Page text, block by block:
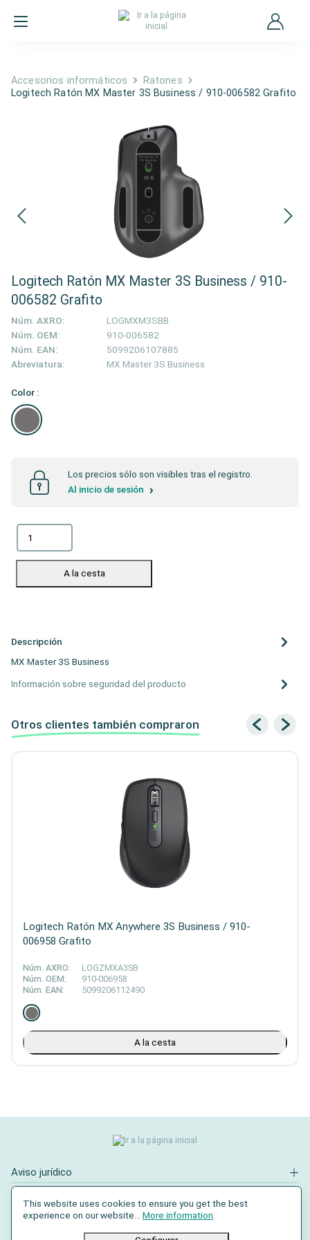
Accesorios informáticos
Ratones
Logitech Ratón MX Master 3S Business / 910-006582 Grafito
Logitech Ratón MX Master 3S Business / 910-
006582 Grafito
Núm. AXRO:
LOGMXM3SBB
Núm. OEM:
910-006582
Núm. EAN:
5099206107885
Abreviatura:
MX Master 3S Business
Color :
Los precios sólo son visibles tras el registro.
Al inicio de sesión
A la cesta
Descripción
MX Master 3S Business
Información sobre seguridad del producto
Otros clientes también compraron
Logitech Ratón MX Anywhere 3S Business / 910-
006958 Grafito
Núm. AXRO:
LOGZMXA3SB
Núm. OEM:
910-006958
Núm. EAN:
5099206112490
A la cesta
Aviso jurídico
Contacto
This website uses cookies to ensure you get the best
experience on our website... More information